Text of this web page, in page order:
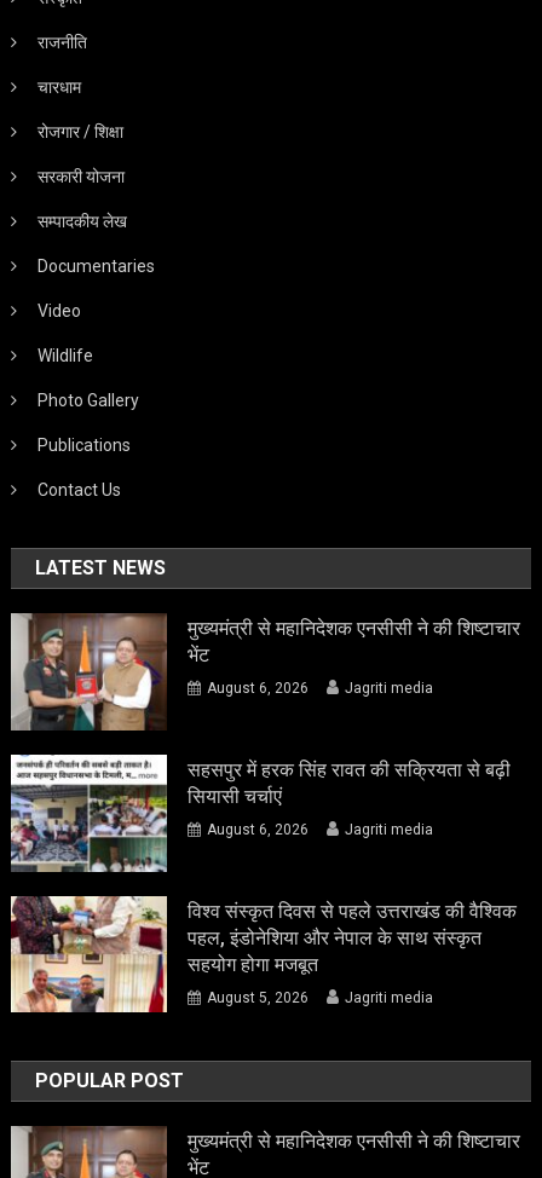
राजनीति
चारधाम
रोजगार / शिक्षा
सरकारी योजना
सम्पादकीय लेख
Documentaries
Video
Wildlife
Photo Gallery
Publications
Contact Us
LATEST NEWS
मुख्यमंत्री से महानिदेशक एनसीसी ने की शिष्टाचार
भेंट
August 6, 2026 Jagriti media
सहसपुर में हरक सिंह रावत की सक्रियता से बढ़ी
सियासी चर्चाएं
August 6, 2026 Jagriti media
विश्व संस्कृत दिवस से पहले उत्तराखंड की वैश्विक
पहल, इंडोनेशिया और नेपाल के साथ संस्कृत
सहयोग होगा मजबूत
August 5, 2026 Jagriti media
POPULAR POST
मुख्यमंत्री से महानिदेशक एनसीसी ने की शिष्टाचार
भेंट